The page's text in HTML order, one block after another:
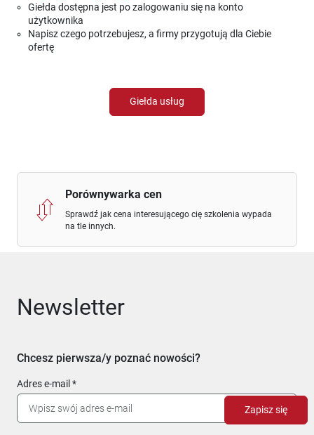
Giełda dostępna jest po zalogowaniu się na konto
użytkownika
Napisz czego potrzebujesz, a firmy przygotują dla Ciebie
ofertę
Giełda usług
Porównywarka cen
Sprawdź jak cena interesującego cię szkolenia wypada
na tle innych.
Newsletter
Chcesz pierwsza/y poznać nowości?
Adres e-mail
Zapisz się